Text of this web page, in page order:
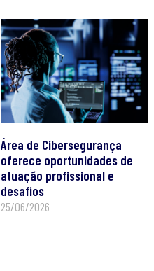
Área de Cibersegurança
oferece oportunidades de
atuação profissional e
desafios
25/06/2026